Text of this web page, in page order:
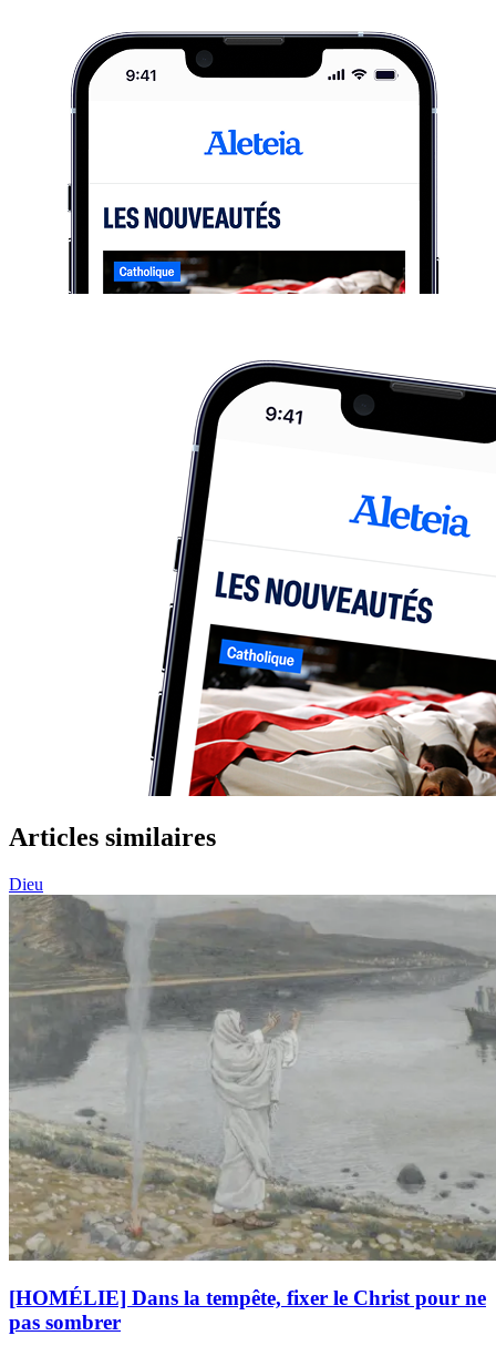
Articles similaires
Dieu
[HOMÉLIE] Dans la tempête, fixer le Christ pour ne
pas sombrer